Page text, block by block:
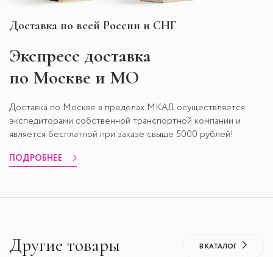
Доставка по всей России и СНГ
Экспресс доставка
по Москве и МО
Доставка по Москве в пределах МКАД осуществляется
экспедиторами собственной транспортной компании и
является бесплатной при заказе свыше 5000 рублей!
ПОДРОБНЕЕ
Другие товары В КАТАЛОГ